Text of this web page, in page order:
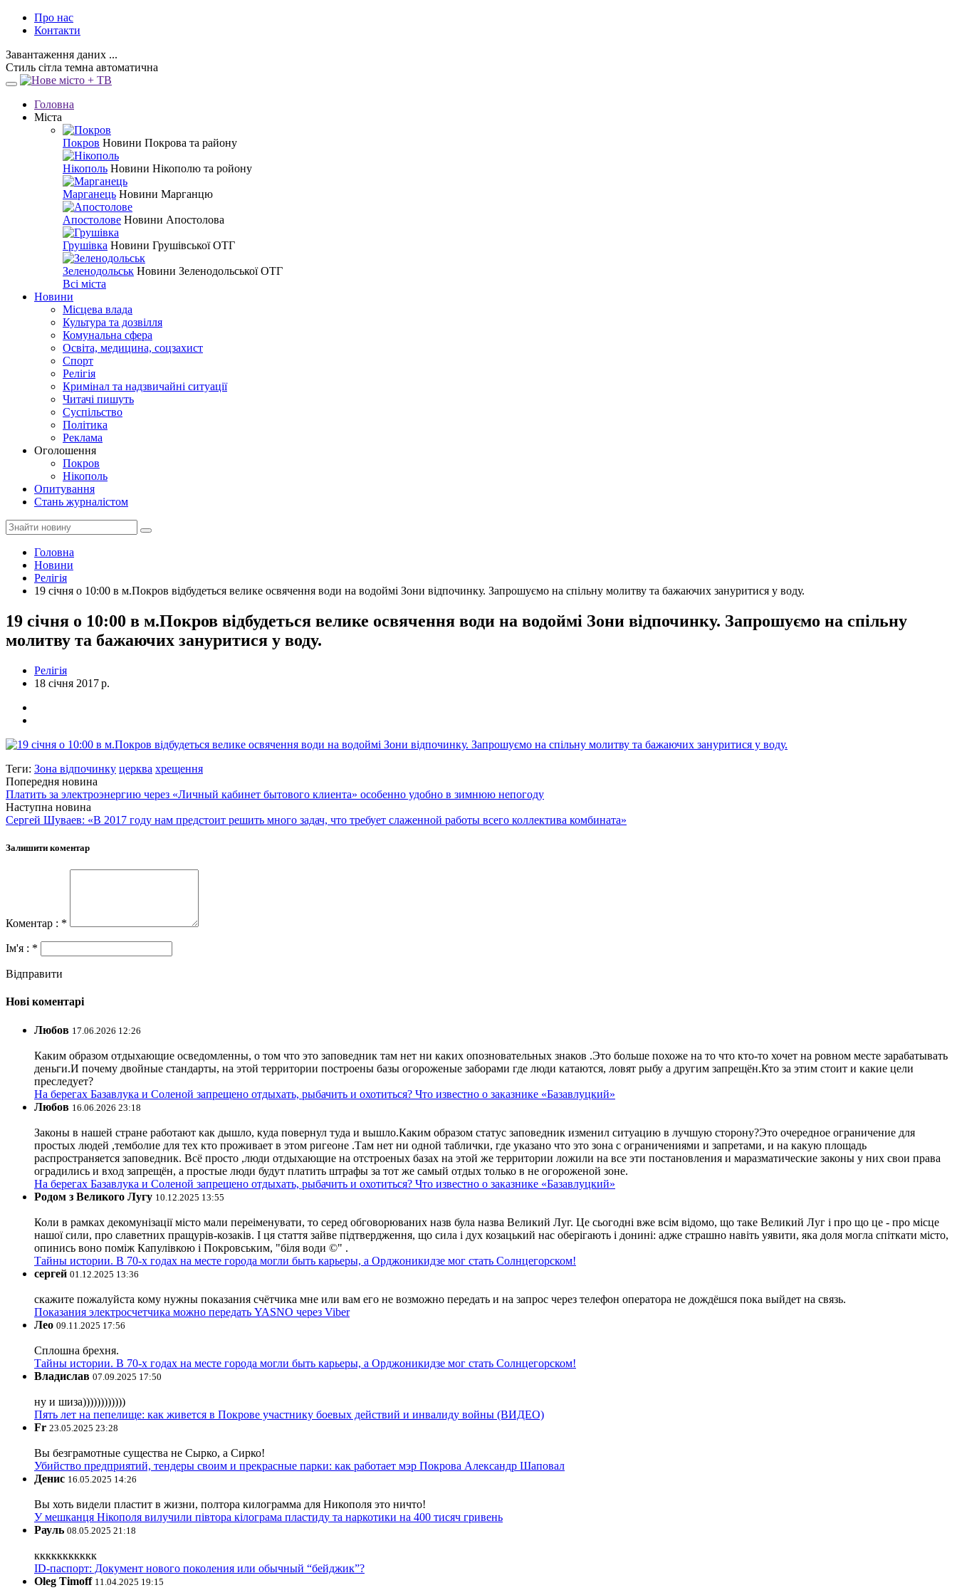
Про нас
Контакти
Завантаження даних ...
Стиль сітла темна автоматична
Головна
Міста
Покров Новини Покрова та району
Нікополь Новини Нікополю та ройону
Марганець Новини Марганцю
Апостолове Новини Апостолова
Грушівка Новини Грушівської ОТГ
Зеленодольськ Новини Зеленодольської ОТГ
Всі міста
Новини
Місцева влада
Культура та дозвілля
Комунальна сфера
Освіта, медицина, соцзахист
Спорт
Релігія
Кримінал та надзвичайні ситуації
Читачі пишуть
Суспільство
Політика
Реклама
Оголошення
Покров
Нікополь
Опитування
Стань журналістом
Головна
Новини
Релігія
19 січня о 10:00 в м.Покров відбудеться велике освячення води на водоймі Зони відпочинку. Запрошуємо на спільну молитву та бажаючих зануритися у воду.
19 січня о 10:00 в м.Покров відбудеться велике освячення води на водоймі Зони відпочинку. Запрошуємо на спільну
молитву та бажаючих зануритися у воду.
Релігія
18 січня 2017 р.
Теги: Зона відпочинку церква хрещення
Попередня новина
Платить за электроэнергию через «Личный кабинет бытового клиента» особенно удобно в зимнюю непогоду
Наступна новина
Сергей Шуваев: «В 2017 году нам предстоит решить много задач, что требует слаженной работы всего коллектива комбината»
Залишити коментар
Коментар : *
Ім'я : *
Відправити
Нові коментарі
Любов 17.06.2026 12:26
Каким образом отдыхающие осведомленны, о том что это заповедник там нет ни каких опозновательных знаков .Это больше похоже на то что кто-то хочет на ровном месте зарабатывать
деньги.И почему двойные стандарты, на этой территории построены базы огороженые заборами где люди катаются, ловят рыбу а другим запрещён.Кто за этим стоит и какие цели
преследует?
На берегах Базавлука и Соленой запрещено отдыхать, рыбачить и охотиться? Что известно о заказнике «Базавлуцкий»
Любов 16.06.2026 23:18
Законы в нашей стране работают как дышло, куда повернул туда и вышло.Каким образом статус заповедник изменил ситуацию в лучшую сторону?Это очередное ограничение для
простых людей ,темболие для тех кто проживает в этом ригеоне .Там нет ни одной таблички, где указано что это зона с ограничениями и запретами, и на какую площадь
распространяется заповедник. Всё просто ,люди отдыхающие на отстроеных базах на этой же территории ложили на все эти постановления и маразматические законы у них свои права
оградились и вход запрещён, а простые люди будут платить штрафы за тот же самый отдых только в не огороженой зоне.
На берегах Базавлука и Соленой запрещено отдыхать, рыбачить и охотиться? Что известно о заказнике «Базавлуцкий»
Родом з Великого Лугу 10.12.2025 13:55
Коли в рамках декомунізації місто мали переіменувати, то серед обговорюваних назв була назва Великий Луг. Це сьогодні вже всім відомо, що таке Великий Луг і про що це - про місце
нашої сили, про славетних пращурів-козаків. І ця стаття зайве підтвердження, що сила і дух козацький нас оберігають і донині: адже страшно навіть уявити, яка доля могла спіткати місто,
опинись воно поміж Капулівкою і Покровським, "біля води ©" .
Тайны истории. В 70-х годах на месте города могли быть карьеры, а Орджоникидзе мог стать Солнцегорском!
сергей 01.12.2025 13:36
скажите пожалуйста кому нужны показания счётчика мне или вам его не возможно передать и на запрос через телефон оператора не дождёшся пока выйдет на связь.
Показания электросчетчика можно передать YASNO через Viber
Лео 09.11.2025 17:56
Сплошна брехня.
Тайны истории. В 70-х годах на месте города могли быть карьеры, а Орджоникидзе мог стать Солнцегорском!
Владислав 07.09.2025 17:50
ну и шиза))))))))))))
Пять лет на пепелище: как живется в Покрове участнику боевых действий и инвалиду войны (ВИДЕО)
Fr 23.05.2025 23:28
Вы безграмотные существа не Сырко, а Сирко!
Убийство предприятий, тендеры своим и прекрасные парки: как работает мэр Покрова Александр Шаповал
Денис 16.05.2025 14:26
Вы хоть видели пластит в жизни, полтора килограмма для Никополя это ничто!
У мешканця Нікополя вилучили півтора кілограма пластиду та наркотики на 400 тисяч гривень
Рауль 08.05.2025 21:18
ккккккккккк
ID-паспорт: Документ нового поколения или обычный “бейджик”?
Oleg Timoff 11.04.2025 19:15